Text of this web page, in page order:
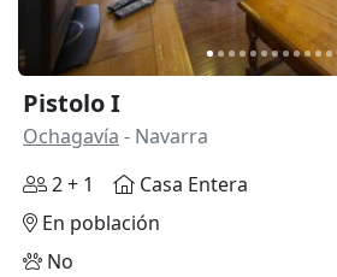
Pistolo I
Ochagavía - Navarra
2 + 1
Casa Entera
En población
No